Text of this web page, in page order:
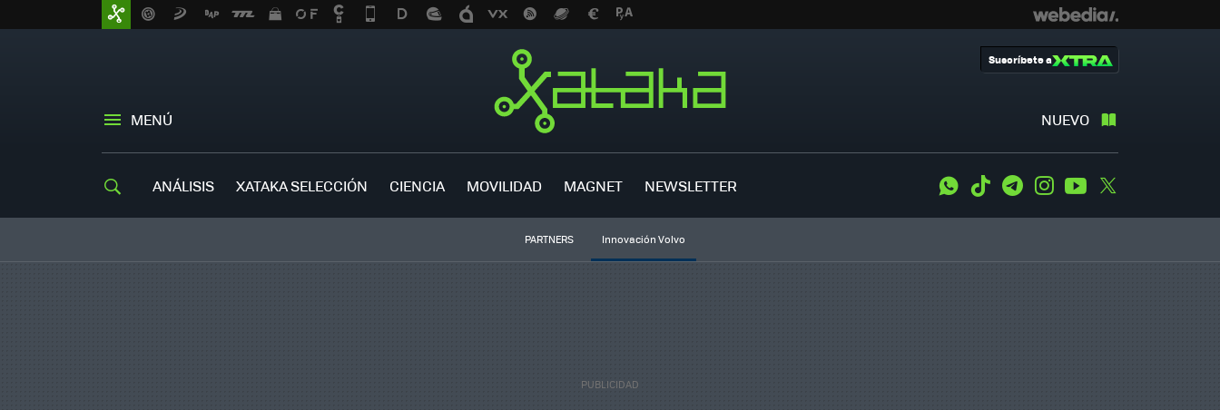
MENÚ NUEVO
Suscríbete a
ANÁLISIS XATAKA SELECCIÓN CIENCIA MOVILIDAD MAGNET NEWSLETTER WhatsApp
Tiktok TelegramInstagramYoutube
PARTNERS Innovación Volvo